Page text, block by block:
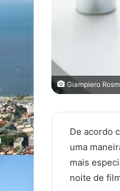
Giampiero
De acordo
uma
mais
noite de